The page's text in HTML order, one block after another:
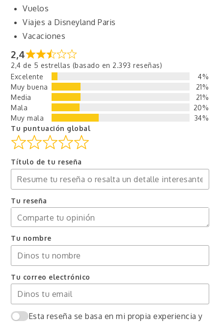
Vuelos
Viajes a Disneyland Paris
Vacaciones
2,4
2,4 de 5 estrellas (basado en 2.393 reseñas)
Excelente
4%
Muy buena
21%
Media
21%
Mala
20%
Muy mala
34%
Tu puntuación global
Título de tu reseña
Tu reseña
Tu nombre
Tu correo electrónico
Esta reseña se basa en mi propia experiencia y